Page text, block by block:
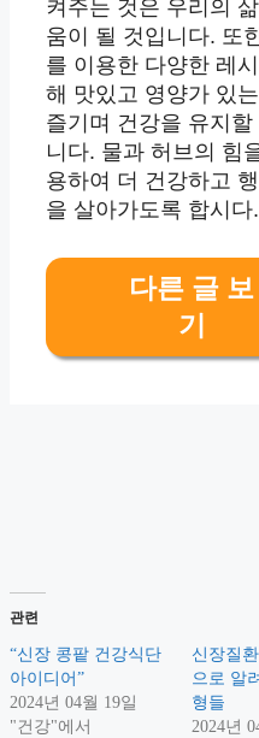
켜주는 것은 우리의
움이 될 것입니다. 또
를 이용한 다양한 레
해 맛있고 영양가 있
즐기며 건강을 유지할
니다. 물과 허브의 힘
용하여 더 건강하고
을 살아가도록 합시다.
다른 글 보
기
관련
“신장 콩팥 건강식단
아이디어”
2024년 04월 19일
"건강"에서
신장질
으로 알
형들
2024년